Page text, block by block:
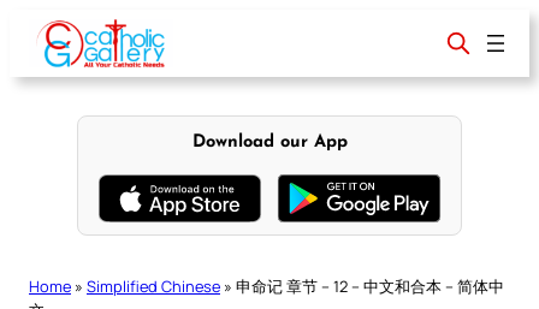
content
Download our App
Home » Simplified Chinese » 申命记 章节 – 12 – 中文和合本 – 简体中